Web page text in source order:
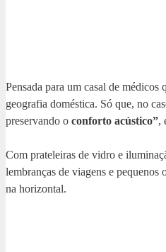
Pensada para um casal de
geografia doméstica. Só que, no
preservando o conforto acústico”,
Com prateleiras de vidro e
lembranças de viagens e pequenos
na horizontal.